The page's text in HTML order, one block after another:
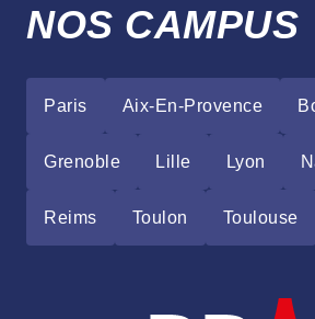
NOS CAMPUS
Paris Aix-En-Provence
Grenoble Lille Lyon
Reims Toulon Toulouse